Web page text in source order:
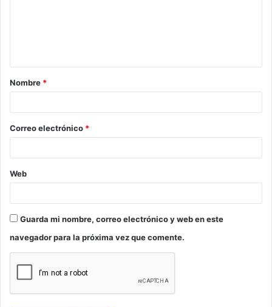
a
r
*
Nombre *
Correo electrónico *
Web
Guarda mi nombre, correo electrónico y web en este
navegador para la próxima vez que comente.